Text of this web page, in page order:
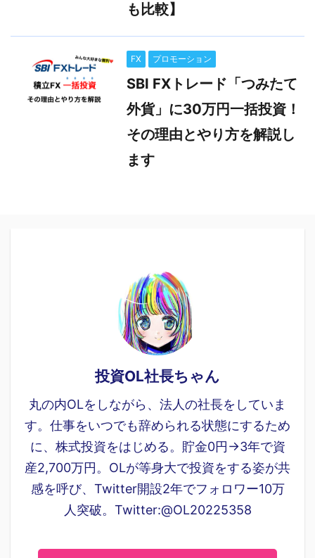
も比較】
FX プロモーション
SBI FXトレード「つみたて
外貨」に30万円一括投資！
その理由とやり方を解説し
ます
投資OL社長ちゃん
丸の内OLをしながら、法人の社長をしていま
す。仕事をいつでも辞められる状態にするため
に、株式投資をはじめる。貯金0円→3年で資
産2,700万円。OLが等身大で投資をする姿が共
感を呼び、Twitter開設2年でフォロワー10万
人突破。Twitter:@OL20225358